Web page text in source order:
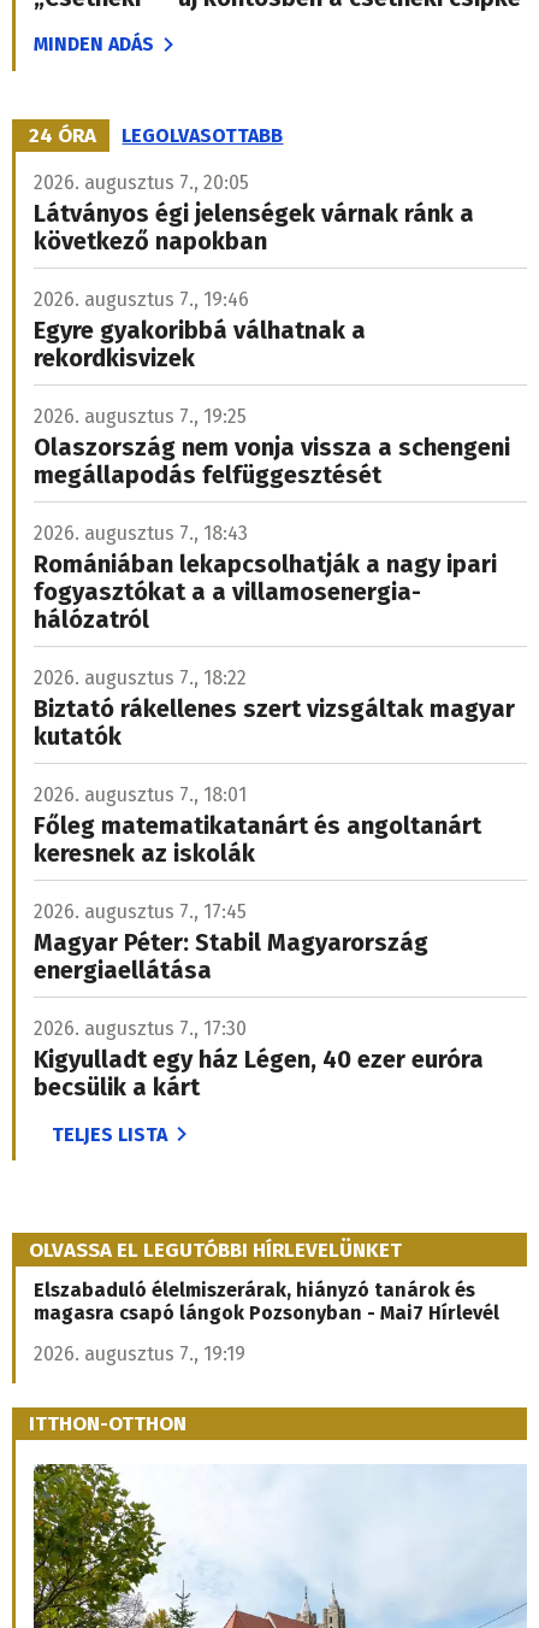
MINDEN ADÁS
24 ÓRA LEGOLVASOTTABB
2026. augusztus 7., 20:05
Látványos égi jelenségek várnak ránk a
következő napokban
2026. augusztus 7., 19:46
Egyre gyakoribbá válhatnak a
rekordkisvizek
2026. augusztus 7., 19:25
Olaszország nem vonja vissza a schengeni
megállapodás felfüggesztését
2026. augusztus 7., 18:43
Romániában lekapcsolhatják a nagy ipari
fogyasztókat a a villamosenergia-
hálózatról
2026. augusztus 7., 18:22
Biztató rákellenes szert vizsgáltak magyar
kutatók
2026. augusztus 7., 18:01
Főleg matematikatanárt és angoltanárt
keresnek az iskolák
2026. augusztus 7., 17:45
Magyar Péter: Stabil Magyarország
energiaellátása
2026. augusztus 7., 17:30
Kigyulladt egy ház Légen, 40 ezer euróra
becsülik a kárt
TELJES LISTA
OLVASSA EL LEGUTÓBBI HÍRLEVELÜNKET
Elszabaduló élelmiszerárak, hiányzó tanárok és
magasra csapó lángok Pozsonyban - Mai7 Hírlevél
2026. augusztus 7., 19:19
ITTHON-OTTHON